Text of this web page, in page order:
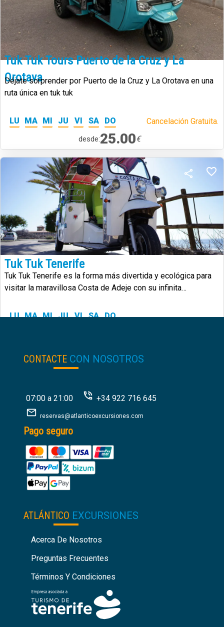
Tuk Tuk Tours Puerto de la Cruz y La
Orotava
Déjate sorprender por Puerto de la Cruz y La Orotava en una
ruta única en tuk tuk
LU MA MI JU VI SA DO Cancelación Gratuita.
desde:25.00€
Tuk Tuk Tenerife
Tuk Tuk Tenerife es la forma más divertida y ecológica para
visitar la maravillosa Costa de Adeje con su infinita
LU MA MI JU VI SA DO
CONTACTE CON NOSOTROS
07:00 a 21:00 +34 922 716 645
reservas@atlanticoexcursiones.com
Pago seguro
ATLÁNTICO EXCURSIONES
Acerca De Nosotros
Preguntas Frecuentes
Términos Y Condiciones